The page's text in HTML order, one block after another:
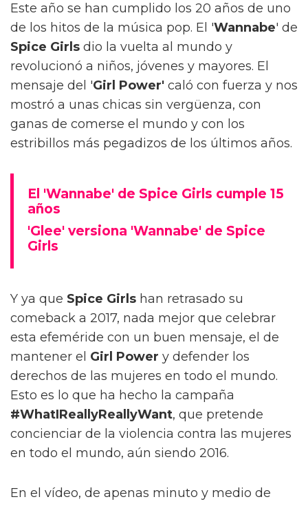
Este año se han cumplido los 20 años de uno
de los hitos de la música pop. El 'Wannabe' de
Spice Girls dio la vuelta al mundo y
revolucionó a niños, jóvenes y mayores. El
mensaje del 'Girl Power' caló con fuerza y nos
mostró a unas chicas sin vergüenza, con
ganas de comerse el mundo y con los
estribillos más pegadizos de los últimos años.
El 'Wannabe' de Spice Girls cumple 15
años
'Glee' versiona 'Wannabe' de Spice
Girls
Y ya que Spice Girls han retrasado su
comeback a 2017, nada mejor que celebrar
esta efeméride con un buen mensaje, el de
mantener el Girl Power y defender los
derechos de las mujeres en todo el mundo.
Esto es lo que ha hecho la campaña
#WhatIReallyReallyWant, que pretende
concienciar de la violencia contra las mujeres
en todo el mundo, aún siendo 2016.
En el vídeo, de apenas minuto y medio de